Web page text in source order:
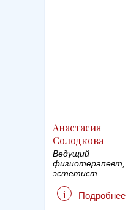
Подробнее
i
Анастасия
Солодкова
Ведущий
физиотерапевт,
эстетист